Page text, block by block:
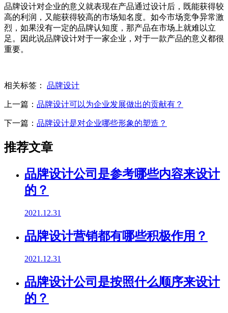
品牌设计对企业的意义就表现在产品通过设计后，既能获得较
高的利润，又能获得较高的市场知名度。如今市场竞争异常激
烈，如果没有一定的品牌认知度，那产品在市场上就难以立
足。因此说品牌设计对于一家企业，对于一款产品的意义都很
重要。
相关标签： 品牌设计
上一篇： 品牌设计可以为企业发展做出的贡献有？
下一篇： 品牌设计是对企业哪些形象的塑造？
推荐文章
品牌设计公司是参考哪些内容来设计
的？
2021.12.31
品牌设计营销都有哪些积极作用？
2021.12.31
品牌设计公司是按照什么顺序来设计
的？